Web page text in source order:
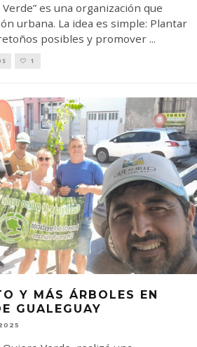
es una organización que
urbana. La idea es simple: Plantar
posibles y promover ...
1
Y MÁS ÁRBOLES EN
GUALEGUAY